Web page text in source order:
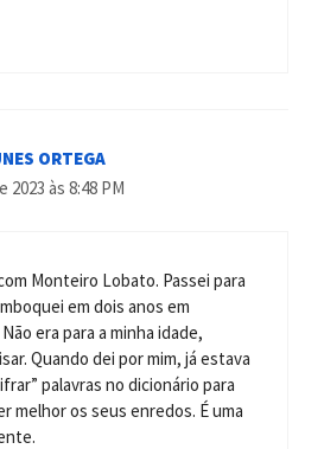
ORTEGA
2023 às 8:48 PM
Monteiro Lobato. Passei para
em dois anos em
era para a minha idade,
Quando dei por mim, já estava
palavras no dicionário para
melhor os seus enredos. É uma